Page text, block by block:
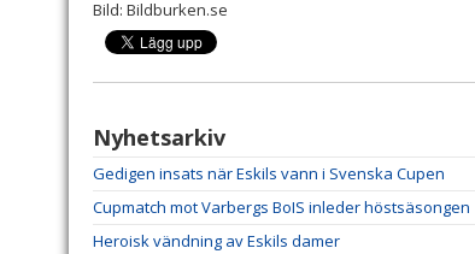
Bild: Bildburken.se
Nyhetsarkiv
Gedigen insats när Eskils vann i Svenska Cupen
Cupmatch mot Varbergs BoIS inleder höstsäsongen
Heroisk vändning av Eskils damer